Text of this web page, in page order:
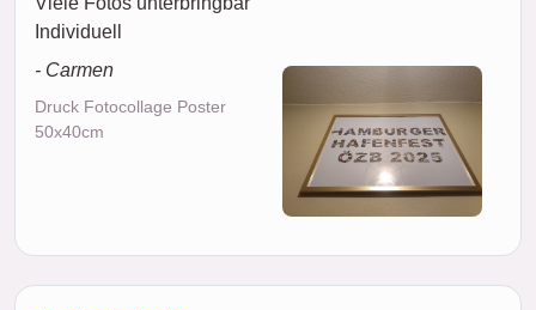
Individuell
- Carmen
Druck Fotocollage Poster
50x40cm